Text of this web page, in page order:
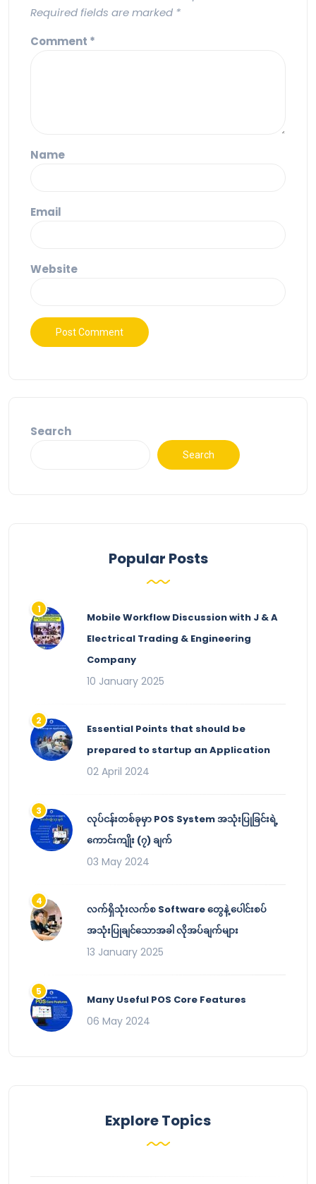
Required fields are marked *
Comment *
Name
Email
Website
Search
Search
Popular Posts
Mobile Workflow Discussion with J & A
Electrical Trading & Engineering
Company
10 January 2025
Essential Points that should be
prepared to startup an Application
02 April 2024
လုပ်ငန်းတစ်ခုမှာ POS System အသုံးပြုခြင်းရဲ့
ကောင်းကျိုး (၇) ချက်
03 May 2024
လက်ရှိသုံးလက်စ Software တွေနဲ့ ပေါင်းစပ်
အသုံးပြုချင်သောအခါ လိုအပ်ချက်များ
13 January 2025
Many Useful POS Core Features
06 May 2024
Explore Topics